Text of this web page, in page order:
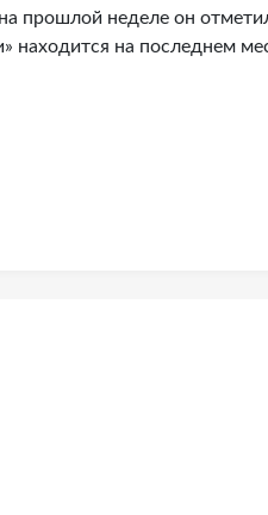
прошлой неделе он
находится на последнем